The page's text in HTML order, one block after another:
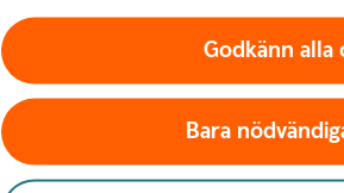
Godkänn alla
Bara